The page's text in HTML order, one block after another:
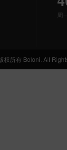
周
权所有 Boloni. All